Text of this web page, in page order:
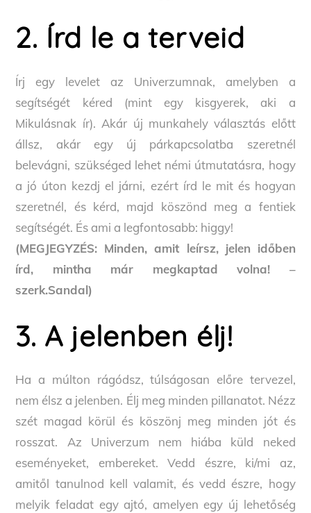
2. Írd le a terveid
Írj egy levelet az Univerzumnak, amelyben a
segítségét kéred (mint egy kisgyerek, aki a
Mikulásnak ír). Akár új munkahely választás előtt
állsz, akár egy új párkapcsolatba szeretnél
belevágni, szükséged lehet némi útmutatásra, hogy
a jó úton kezdj el járni, ezért írd le mit és hogyan
szeretnél, és kérd, majd köszönd meg a fentiek
segítségét. És ami a legfontosabb: higgy!
(MEGJEGYZÉS: Minden, amit leírsz, jelen időben
írd, mintha már megkaptad volna! –
szerk.Sandal)
3. A jelenben élj!
Ha a múlton rágódsz, túlságosan előre tervezel,
nem élsz a jelenben. Élj meg minden pillanatot. Nézz
szét magad körül és köszönj meg minden jót és
rosszat. Az Univerzum nem hiába küld neked
eseményeket, embereket. Vedd észre, ki/mi az,
amitől tanulnod kell valamit, és vedd észre, hogy
melyik feladat egy ajtó, amelyen egy új lehetőség